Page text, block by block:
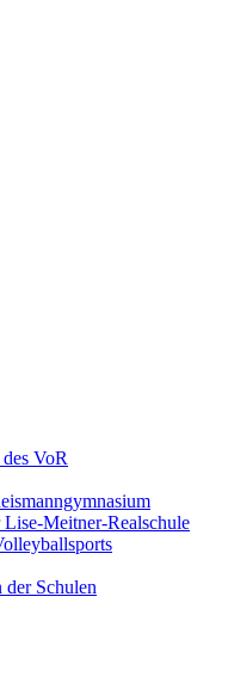
VoR
Meitner-Realschule
der Schulen